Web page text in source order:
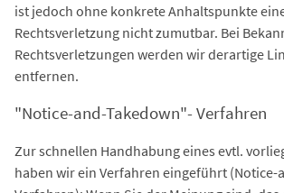
ist jedoch ohne konkrete Anhaltspunkte
Rechtsverletzung nicht zumutbar. Bei
Rechtsverletzungen werden wir derartige
entfernen.
"Notice-and-Takedown"- Verfahren
Zur schnellen Handhabung eines evtl.
haben wir ein Verfahren eingeführt (Notice-